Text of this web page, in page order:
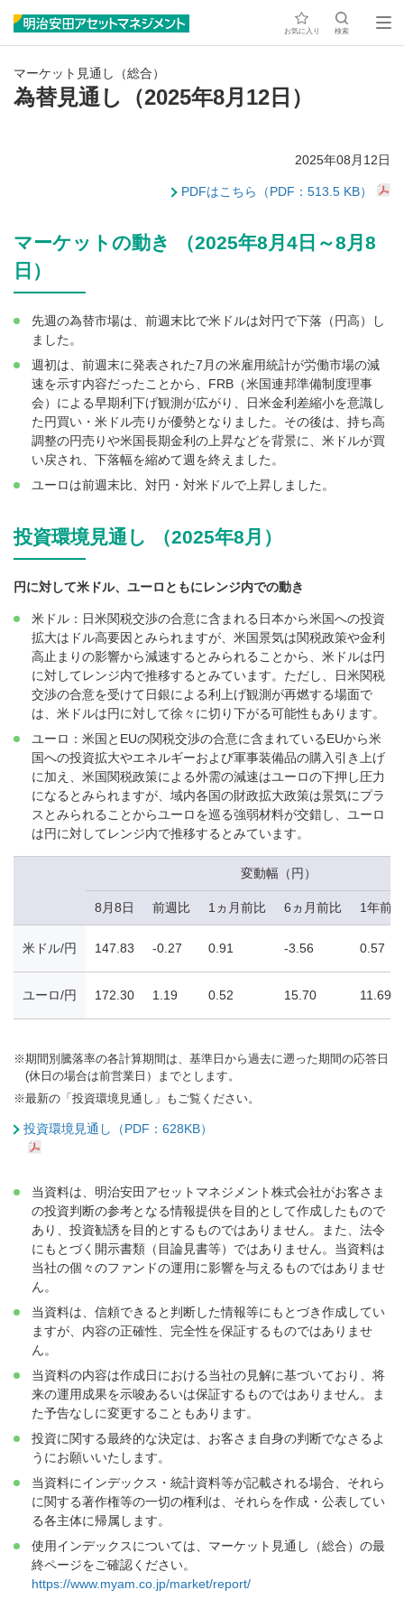
お気に入り 検索
マーケット見通し（総合）
為替見通し（2025年8月12日）
2025年08月12日
PDFはこちら（PDF：513.5 KB）
マーケットの動き （2025年8月4日～8月8
日）
先週の為替市場は、前週末比で米ドルは対円で下落（円高）し
ました。
週初は、前週末に発表された7月の米雇用統計が労働市場の減
速を示す内容だったことから、FRB（米国連邦準備制度理事
会）による早期利下げ観測が広がり、日米金利差縮小を意識し
た円買い・米ドル売りが優勢となりました。その後は、持ち高
調整の円売りや米国長期金利の上昇などを背景に、米ドルが買
い戻され、下落幅を縮めて週を終えました。
ユーロは前週末比、対円・対米ドルで上昇しました。
投資環境見通し （2025年8月）
円に対して米ドル、ユーロともにレンジ内での動き
米ドル：日米関税交渉の合意に含まれる日本から米国への投資
拡大はドル高要因とみられますが、米国景気は関税政策や金利
高止まりの影響から減速するとみられることから、米ドルは円
に対してレンジ内で推移するとみています。ただし、日米関税
交渉の合意を受けて日銀による利上げ観測が再燃する場面で
は、米ドルは円に対して徐々に切り下がる可能性もあります。
ユーロ：米国とEUの関税交渉の合意に含まれているEUから米
国への投資拡大やエネルギーおよび軍事装備品の購入引き上げ
に加え、米国関税政策による外需の減速はユーロの下押し圧力
になるとみられますが、域内各国の財政拡大政策は景気にプラ
スとみられることからユーロを巡る強弱材料が交錯し、ユーロ
は円に対してレンジ内で推移するとみています。
変動幅（円）
8月8日 前週比 1ヵ月前比 6ヵ月前比 1年前比
米ドル/円 147.83 -0.27 0.91 -3.56 0.57
ユーロ/円 172.30 1.19 0.52 15.70 11.69
※期間別騰落率の各計算期間は、基準日から過去に遡った期間の応答日
(休日の場合は前営業日）までとします。
※最新の「投資環境見通し」もご覧ください。
投資環境見通し（PDF：628KB）
当資料は、明治安田アセットマネジメント株式会社がお客さま
の投資判断の参考となる情報提供を目的として作成したもので
あり、投資勧誘を目的とするものではありません。また、法令
にもとづく開示書類（目論見書等）ではありません。当資料は
当社の個々のファンドの運用に影響を与えるものではありませ
ん。
当資料は、信頼できると判断した情報等にもとづき作成してい
ますが、内容の正確性、完全性を保証するものではありませ
ん。
当資料の内容は作成日における当社の見解に基づいており、将
来の運用成果を示唆あるいは保証するものではありません。ま
た予告なしに変更することもあります。
投資に関する最終的な決定は、お客さま自身の判断でなさるよ
うにお願いいたします。
当資料にインデックス・統計資料等が記載される場合、それら
に関する著作権等の一切の権利は、それらを作成・公表してい
る各主体に帰属します。
使用インデックスについては、マーケット見通し（総合）の最
終ページをご確認ください。
https://www.myam.co.jp/market/report/